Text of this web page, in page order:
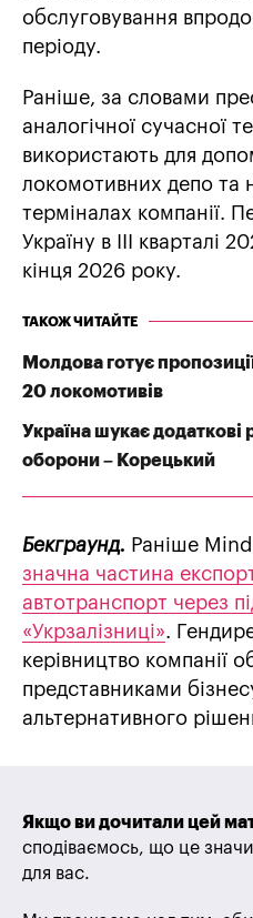
обслуговування
періоду.
Раніше, за словами
аналогічної сучасної
використають для
локомотивних депо та
терміналах компанії.
Україну в ІІІ кварталі
кінця 2026 року.
ТАКОЖ ЧИТАЙТЕ
Молдова готує
20 локомотивів
Україна шукає
оборони – Корецький
Бекграунд. Раніше
значна частина
автотранспорт через
«Укрзалізниці».
керівництво компанії
представниками
альтернативного
Якщо ви дочитали цей
сподіваємось, що це
для вас.